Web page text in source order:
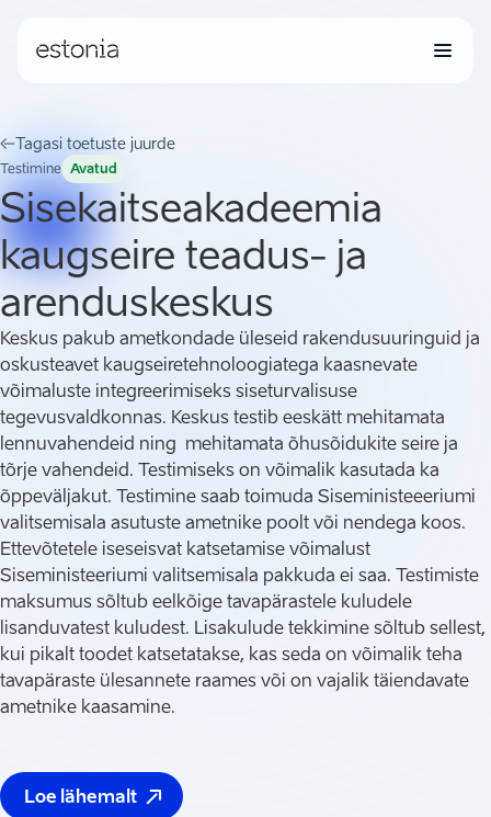
Tagasi toetuste juurde
Testimine Avatud
Sisekaitseakadeemia
kaugseire teadus- ja
arenduskeskus
Keskus pakub ametkondade üleseid rakendusuuringuid ja
oskusteavet kaugseiretehnoloogiatega kaasnevate
võimaluste integreerimiseks siseturvalisuse
tegevusvaldkonnas. Keskus testib eeskätt mehitamata
lennuvahendeid ning mehitamata õhusõidukite seire ja
tõrje vahendeid. Testimiseks on võimalik kasutada ka
õppeväljakut. Testimine saab toimuda Siseministeeeriumi
valitsemisala asutuste ametnike poolt või nendega koos.
Ettevõtetele iseseisvat katsetamise võimalust
Siseministeeriumi valitsemisala pakkuda ei saa. Testimiste
maksumus sõltub eelkõige tavapärastele kuludele
lisanduvatest kuludest. Lisakulude tekkimine sõltub sellest,
kui pikalt toodet katsetatakse, kas seda on võimalik teha
tavapäraste ülesannete raames või on vajalik täiendavate
ametnike kaasamine.
Loe lähemalt
(Avaneb uues vahelehes